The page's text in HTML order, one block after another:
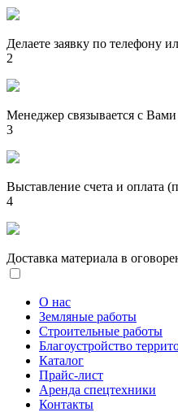
Делаете заявку по телефону
2
Менеджер связывается с Вами
3
Выставление счета и оплата
4
Доставка материала в
О нас
Земляные работы
Строительные работы
Благоустройство
Каталог
Прайс-лист
Аренда спецтехники
Контакты